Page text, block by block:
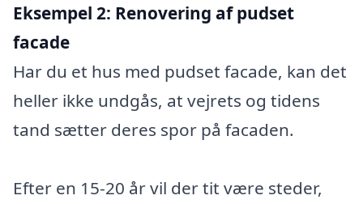
Eksempel 2: Renovering af pudset
facade
Har du et hus med pudset facade, kan det
heller ikke undgås, at vejrets og tidens
tand sætter deres spor på facaden.
Efter en 15-20 år vil der tit være steder,